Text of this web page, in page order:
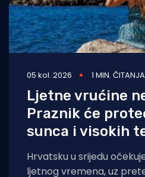
05 kol. 2026 1 MIN. ČITANJA
Ljetne vrućine
Praznik će
sunca i visokih
Hrvatsku u srijedu
ljetnog vremena, uz